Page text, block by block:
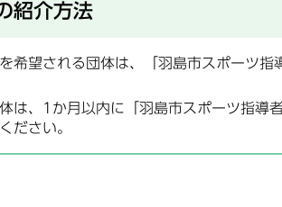
紹介方法
希望される団体は、「羽島市スポーツ指
は、1か月以内に「羽島市スポーツ指導
ださい。